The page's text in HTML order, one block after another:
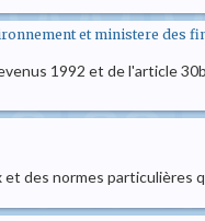
et ministere des
1992 et de l'article
des normes particulières